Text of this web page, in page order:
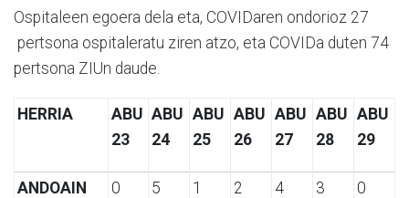
Ospitaleen egoera dela eta, COVIDaren ondorioz 27
pertsona ospitaleratu ziren atzo, eta COVIDa duten 74
pertsona ZIUn daude.
HERRIA
ABU
23
ABU
24
ABU
25
ABU
26
ABU
27
ABU
28
ABU
29
ANDOAIN 0 5 1 2 4 3 0